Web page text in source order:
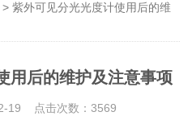
> 紫外可见分光光度计使用后的维
用后的维护及注意事项
19 点击次数：3569